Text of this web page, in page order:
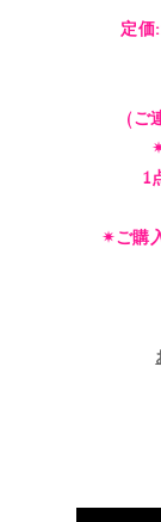
定価
(ご
1
✴︎ご購